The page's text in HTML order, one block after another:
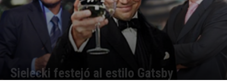
Sielecki festejó al estilo Gatsby